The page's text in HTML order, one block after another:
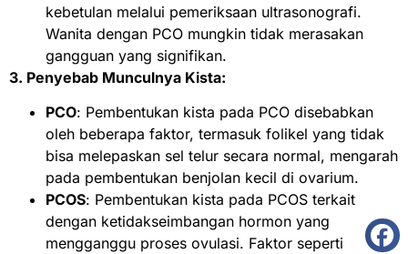
kebetulan melalui pemeriksaan ultrasonografi.
Wanita dengan PCO mungkin tidak merasakan
gangguan yang signifikan.
3. Penyebab Munculnya Kista:
PCO: Pembentukan kista pada PCO disebabkan
oleh beberapa faktor, termasuk folikel yang tidak
bisa melepaskan sel telur secara normal, mengarah
pada pembentukan benjolan kecil di ovarium.
PCOS: Pembentukan kista pada PCOS terkait
dengan ketidakseimbangan hormon yang
mengganggu proses ovulasi. Faktor seperti